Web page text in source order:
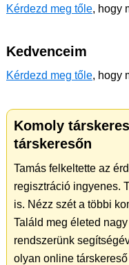
Kérdezd meg tőle, hogy
Kedvenceim
Kérdezd meg tőle, hogy
Komoly
társkeresőn
Tamás felkeltette az
regisztráció ingyenes.
is. Nézz szét a többi
Találd meg életed
rendszerünk
olyan online